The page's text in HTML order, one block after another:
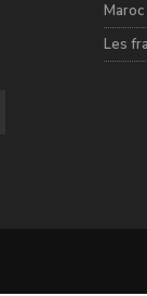
Maroc
Les